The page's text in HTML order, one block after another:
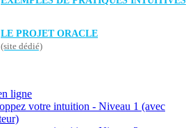
LE PROJET ORACLE
(site dédié)
ligne
votre intuition - Niveau 1 (avec